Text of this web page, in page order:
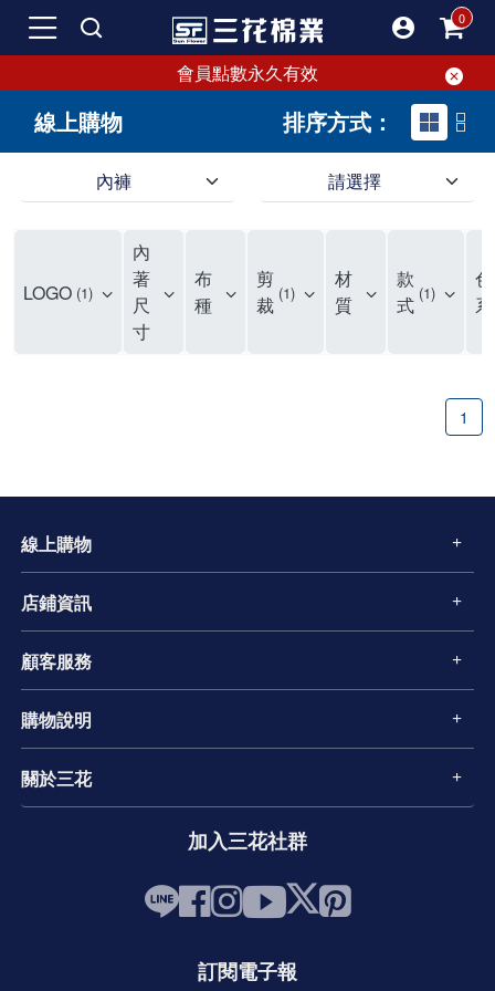
會員點數永久有效
線上購物 排序方式：
內褲 請選擇
LOGO 1
內
著
尺
寸
布
種
剪
裁 1
材
質
款
式 1
色
系
1
線上購物
店鋪資訊
顧客服務
購物說明
關於三花
加入三花社群
訂閱電子報